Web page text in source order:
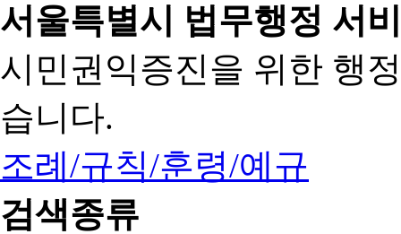
서울특별시 법무행정 서
시민권익증진을 위한 행
습니다.
조례/규칙/훈령/예규
검색종류